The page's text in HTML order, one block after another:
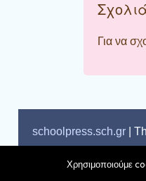
Για να
schoolpress.sch.gr |
Χρησιμοποιούμε